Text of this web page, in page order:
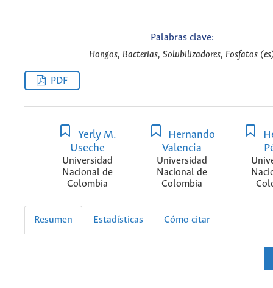
Palabras clave:
Hongos, Bacterias, Solubilizadores, Fosfatos
PDF
Yerly M.
Useche
Universidad
Nacional de
Colombia
Hernando
Valencia
Universidad
Nacional de
Colombia
Resumen Estadísticas Cómo citar